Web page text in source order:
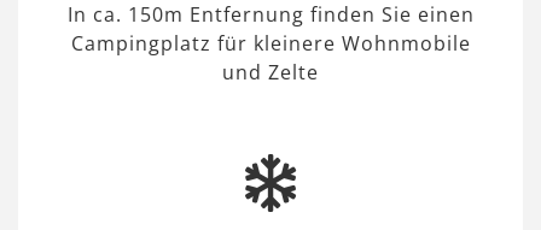
In ca. 150m Entfernung finden Sie einen
Campingplatz für kleinere Wohnmobile
und Zelte